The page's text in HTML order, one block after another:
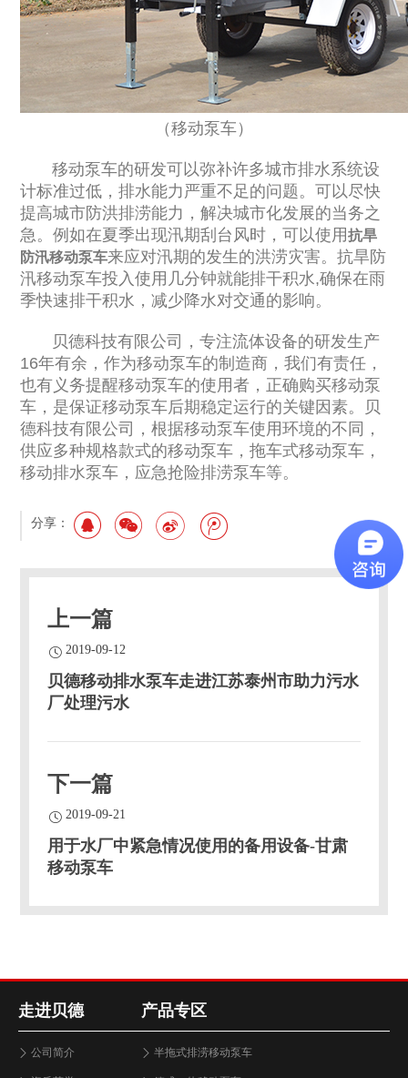
（移动泵车）
移动泵车的研发可以弥补许多城市排水系统设
计标准过低，排水能力严重不足的问题。可以尽快
提高城市防洪排涝能力，解决城市化发展的当务之
急。例如在夏季出现汛期刮台风时，可以使用抗旱
防汛移动泵车来应对汛期的发生的洪涝灾害。抗旱防
汛移动泵车投入使用几分钟就能排干积水,确保在雨
季快速排干积水，减少降水对交通的影响。
贝德科技有限公司，专注流体设备的研发生产
16年有余，作为移动泵车的制造商，我们有责任，
也有义务提醒移动泵车的使用者，正确购买移动泵
车，是保证移动泵车后期稳定运行的关键因素。贝
德科技有限公司，根据移动泵车使用环境的不同，
供应多种规格款式的移动泵车，拖车式移动泵车，
移动排水泵车，应急抢险排涝泵车等。
分享：
上一篇
2019-09-12
贝德移动排水泵车走进江苏泰州市助力污水
厂处理污水
下一篇
2019-09-21
用于水厂中紧急情况使用的备用设备-甘肃
移动泵车
走进贝德
公司简介
产品专区
半拖式排涝移动泵车